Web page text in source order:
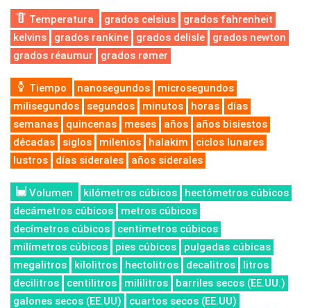
Temperatura grados celsius
grados fahrenheit
kelvins
grados rankine grados delisle
grados newton
grados réaumur
grados rømer
Tiempo nanosegundos
microsegundos
milisegundos
segundos minutos horas
días
semanas
quincenas meses años
años bisiestos
décadas
siglos milenios halakim
ciclos lunares
lustros
días siderales años siderales
Volumen kilómetros cúbicos
hectómetros cúbicos
decámetros cúbicos
metros cúbicos
decímetros cúbicos
centímetros cúbicos
milímetros cúbicos
pies cúbicos
pulgadas cúbicas
megalitros
kilolitros hectolitros decalitros
litros
decilitros
centilitros mililitros
barriles secos (EE.UU.)
galones secos (EE.UU)
cuartos secos (EE.UU)